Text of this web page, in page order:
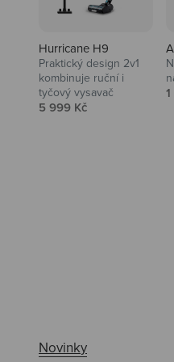
Hurricane H9
Praktický design 2v1
kombinuje ruční i
tyčový vysavač
Prodejní cena
5 999 Kč